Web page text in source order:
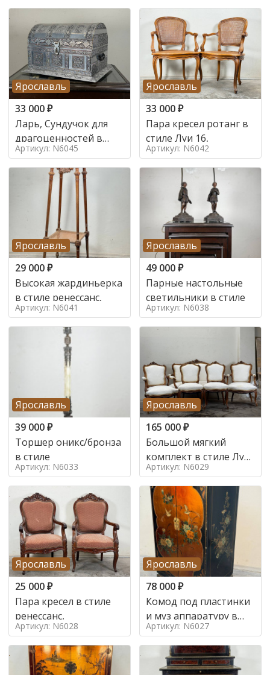
Ярославль
33 000₽
Ларь, Сундучок для
драгоценностей в
стиле
Артикул: N6045
Ярославль
33 000₽
Пара кресел ротанг в
стиле Луи 16,
Артикул: N6042
Ярославль
29 000₽
Высокая жардиньерка
в стиле ренессанс,
Артикул: N6041
Ярославль
49 000₽
Парные настольные
светильники в стиле
Артикул: N6038
Ярославль
39 000₽
Торшер оникс/бронза
в стиле
Артикул: N6033
Ярославль
165 000₽
Большой мягкий
комплект в стиле Луи
в стиле
Артикул: N6029
Ярославль
25 000₽
Пара кресел в стиле
ренессанс,
Артикул: N6028
Ярославль
78 000₽
Комод под пластинки
и муз аппаратуру в
стиле шинуазри,
Артикул: N6027